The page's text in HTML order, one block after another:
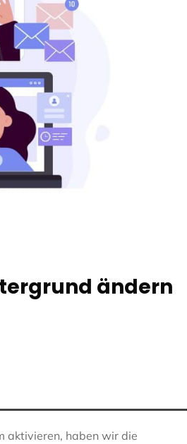
ändern
aktivieren, haben wir die